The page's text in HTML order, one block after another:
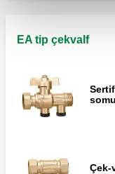
EA tip çekvalf
Çek-